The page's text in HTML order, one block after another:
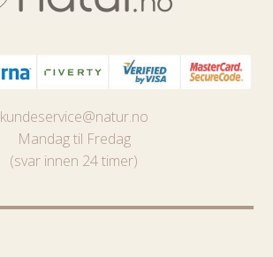
kundeservice@natur.no
Mandag til Fredag
(svar innen 24 timer)